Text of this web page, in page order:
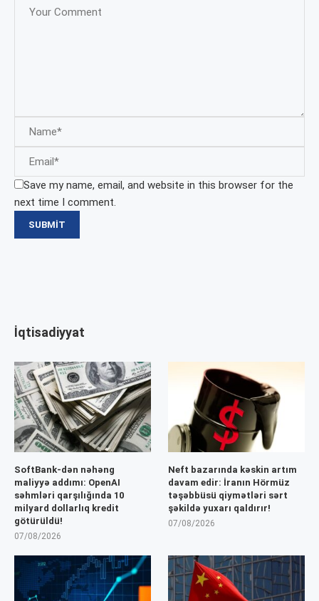
Save my name, email, and website in this browser for the
next time I comment.
İqtisadiyyat
SoftBank-dən nəhəng
maliyyə addımı: OpenAI
səhmləri qarşılığında 10
milyard dollarlıq kredit
götürüldü!
07/08/2026
Neft bazarında kəskin artım
davam edir: İranın Hörmüz
təşəbbüsü qiymətləri sərt
şəkildə yuxarı qaldırır!
07/08/2026